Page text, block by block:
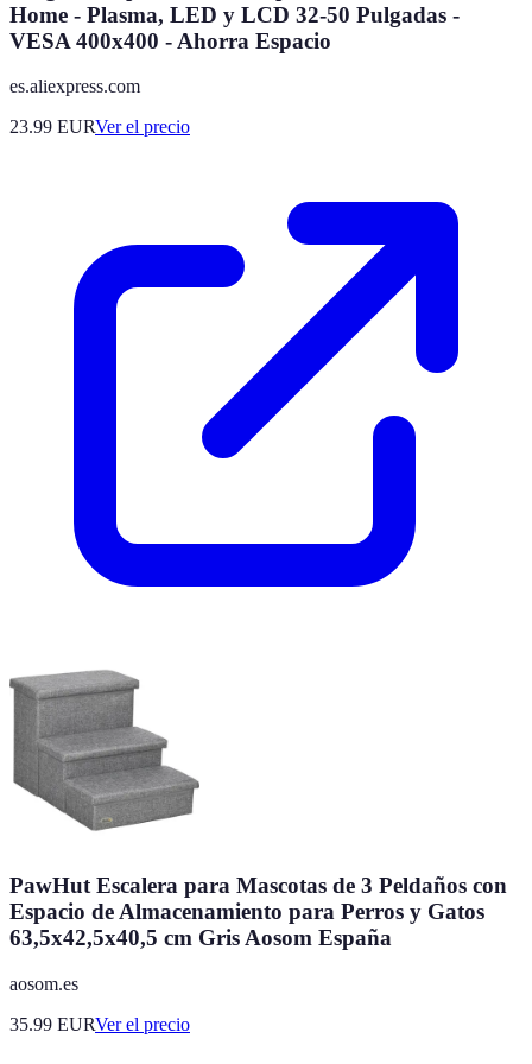
Home - Plasma, LED y LCD 32-50 Pulgadas -
VESA 400x400 - Ahorra Espacio
es.aliexpress.com
23.99 EURVer el precio
PawHut Escalera para Mascotas de 3 Peldaños con
Espacio de Almacenamiento para Perros y Gatos
63,5x42,5x40,5 cm Gris Aosom España
aosom.es
35.99 EURVer el precio